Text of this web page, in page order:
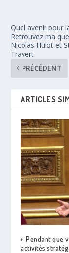
Quel avenir pour
Retrouvez ma
Nicolas Hulot et
Travert
PRÉCÉDENT
ARTICLES
« Pendant que
activités